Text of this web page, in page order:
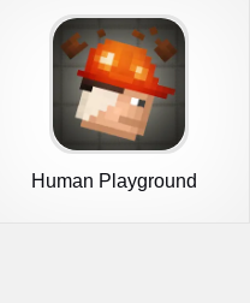
Human Playground